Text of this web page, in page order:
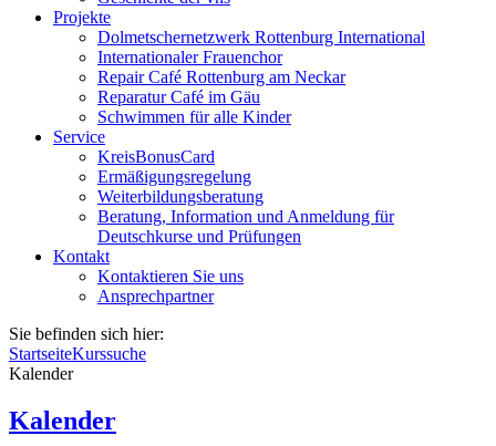
Projekte
Dolmetschernetzwerk Rottenburg International
Internationaler Frauenchor
Repair Café Rottenburg am Neckar
Reparatur Café im Gäu
Schwimmen für alle Kinder
Service
KreisBonusCard
Ermäßigungsregelung
Weiterbildungsberatung
Beratung, Information und Anmeldung für
Deutschkurse und Prüfungen
Kontakt
Kontaktieren Sie uns
Ansprechpartner
Sie befinden sich hier:
StartseiteKurssuche
Kalender
Kalender